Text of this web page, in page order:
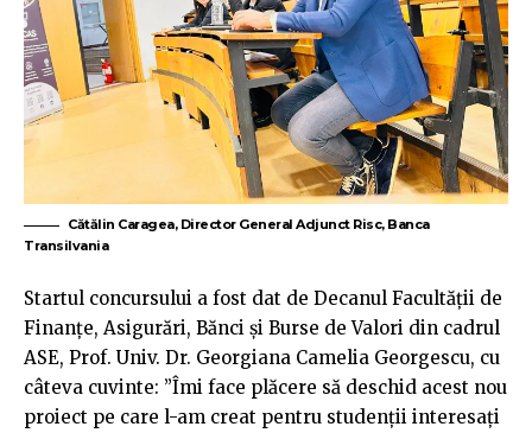
Cătălin Caragea, Director General Adjunct Risc, Banca
Transilvania
Startul concursului a fost dat de Decanul Facultății de
Finanțe, Asigurări, Bănci și Burse de Valori din cadrul
ASE, Prof. Univ. Dr. Georgiana Camelia Georgescu, cu
câteva cuvinte: ”Îmi face plăcere să deschid acest nou
proiect pe care l-am creat pentru studenții interesați